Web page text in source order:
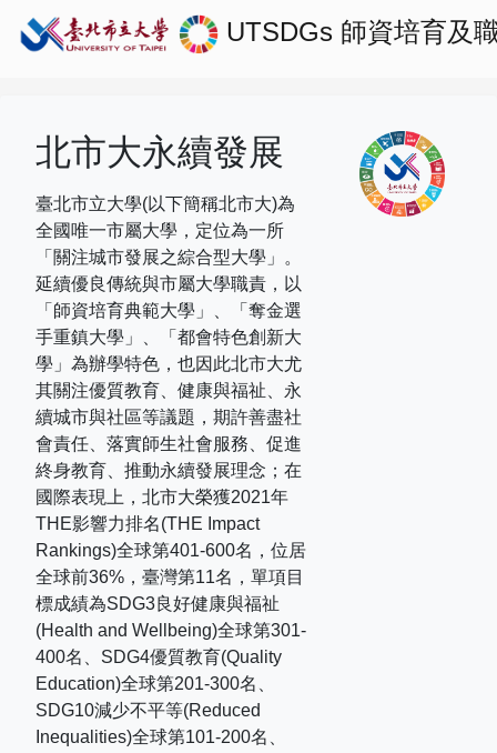
UTSDGs 師資培育及
北市大永續發展
臺北市立大學(以下簡稱北市大)為
全國唯一市屬大學，定位為一所
「關注城市發展之綜合型大學」。
延續優良傳統與市屬大學職責，以
「師資培育典範大學」、「奪金選
手重鎮大學」、「都會特色創新大
學」為辦學特色，也因此北市大尤
其關注優質教育、健康與福祉、永
續城市與社區等議題，期許善盡社
會責任、落實師生社會服務、促進
終身教育、推動永續發展理念；在
國際表現上， 北市大榮獲2021年
THE影響力排名(THE Impact
Rankings)全球第401-600名，位居
全球前36% ，臺灣第11名，單項目
標成績為SDG3良好健康與福祉
(Health and Wellbeing)全球第301-
400名、 SDG4優質教育(Quality
Education)全球第201-300名、
SDG10減少不平等(Reduced
Inequalities)全球第101-200名、